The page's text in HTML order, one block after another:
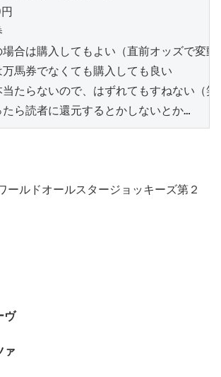
場合は購入してもよい（直前オッズで変
万馬券でなくても購入しても良い
当たらないので、はずれてもすねない（笑
たら読者に還元するとかしないとか…
ルドオールスタージョッキーズ第２
ヴ
ァ